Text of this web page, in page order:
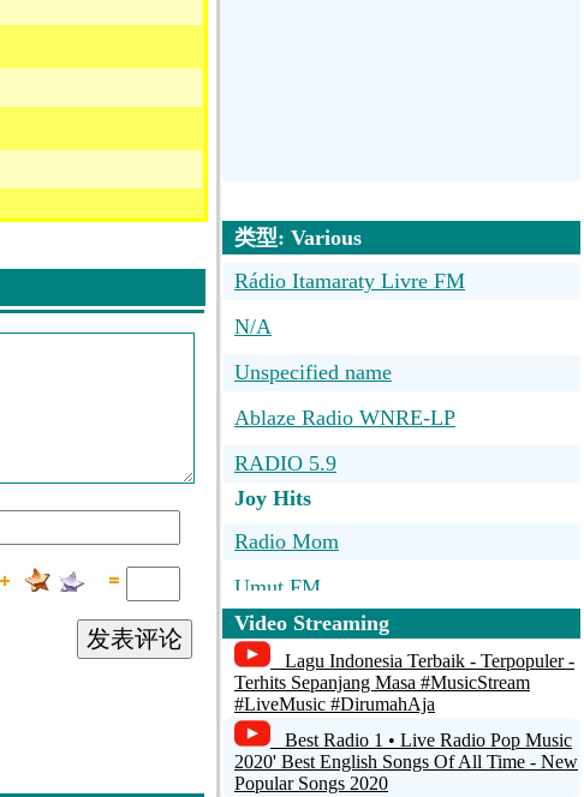
发表评论
类型: Various
Rádio Itamaraty Livre FM
N/A
Unspecified name
Ablaze Radio WNRE-LP
RADIO 5.9
Joy Hits
Radio Mom
Umut FM
Jamendo Lounge
No Name
KELB
Video Streaming
Lagu Indonesia Terbaik - Terpopuler -
Terhits Sepanjang Masa #MusicStream
#LiveMusic #DirumahAja
Best Radio 1 • Live Radio Pop Music
2020' Best English Songs Of All Time - New
Popular Songs 2020